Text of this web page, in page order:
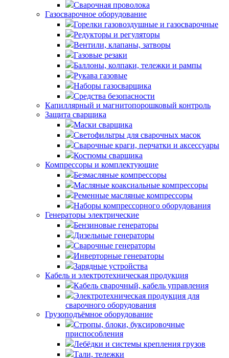
Сварочная проволока
Газосварочное оборудование
Горелки газовоздушные и газосварочные
Редукторы и регуляторы
Вентили, клапаны, затворы
Газовые резаки
Баллоны, колпаки, тележки и рампы
Рукава газовые
Наборы газосварщика
Средства безопасности
Капиллярный и магнитопорошковый контроль
Защита сварщика
Маски сварщика
Светофильтры для сварочных масок
Сварочные краги, перчатки и аксессуары
Костюмы сварщика
Компрессоры и комплектующие
Безмасляные компрессоры
Масляные коаксиальные компрессоры
Ременные масляные компрессоры
Наборы компрессорного оборудования
Генераторы электрические
Бензиновые генераторы
Дизельные генераторы
Сварочные генераторы
Инверторные генераторы
Зарядные устройства
Кабель и электротехническая продукция
Кабель сварочный, кабель управления
Электротехническая продукция для
сварочного оборудования
Грузоподъёмное оборудование
Стропы, блоки, буксировочные
приспособления
Лебёдки и системы крепления грузов
Тали, тележки